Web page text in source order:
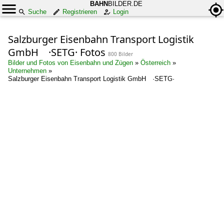
BAHN BILDER.DE
Suche
Registrieren Login
Salzburger Eisenbahn Transport Logistik
GmbH ·SETG· Fotos 800 Bilder
Bilder und Fotos von Eisenbahn und Zügen » Österreich »
Unternehmen »
Salzburger Eisenbahn Transport Logistik GmbH ·SETG·